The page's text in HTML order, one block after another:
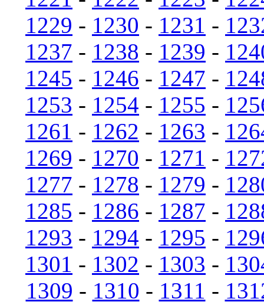
1229 - 1230 - 1231 -
1237 - 1238 - 1239 -
1245 - 1246 - 1247 -
1253 - 1254 - 1255 -
1261 - 1262 - 1263 -
1269 - 1270 - 1271 -
1277 - 1278 - 1279 -
1285 - 1286 - 1287 -
1293 - 1294 - 1295 -
1301 - 1302 - 1303 -
1309 - 1310 - 1311 -